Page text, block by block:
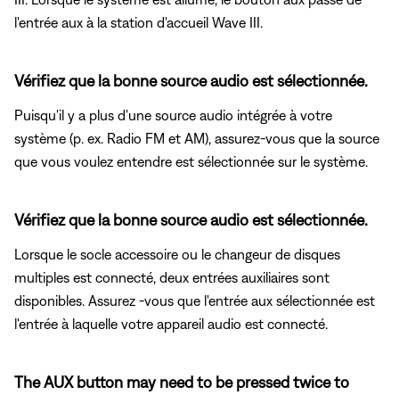
l'entrée aux à la station d'accueil Wave III.
Vérifiez que la bonne source audio est sélectionnée.
Puisqu'il y a plus d'une source audio intégrée à votre
système (p. ex. Radio FM et AM), assurez-vous que la source
que vous voulez entendre est sélectionnée sur le système.
Vérifiez que la bonne source audio est sélectionnée.
Lorsque le socle accessoire ou le changeur de disques
multiples est connecté, deux entrées auxiliaires sont
disponibles. Assurez -vous que l'entrée aux sélectionnée est
l'entrée à laquelle votre appareil audio est connecté.
The AUX button may need to be pressed twice to